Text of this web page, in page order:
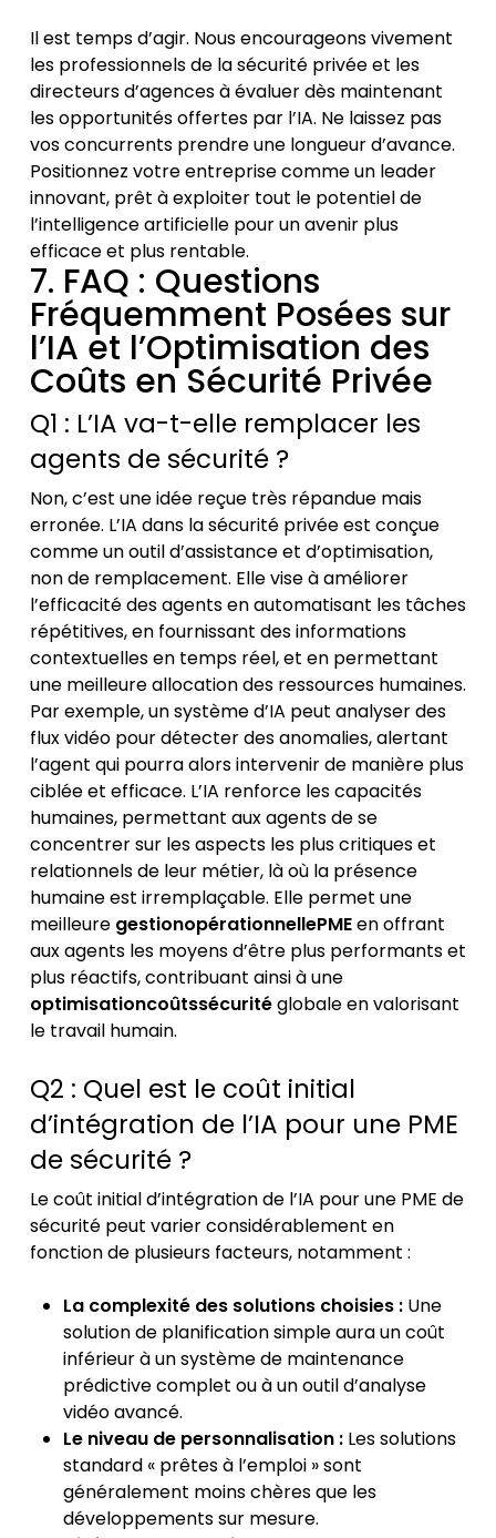
Il est temps d’agir. Nous encourageons vivement
les professionnels de la sécurité privée et les
directeurs d’agences à évaluer dès maintenant
les opportunités offertes par l’IA. Ne laissez pas
vos concurrents prendre une longueur d’avance.
Positionnez votre entreprise comme un leader
innovant, prêt à exploiter tout le potentiel de
l’intelligence artificielle pour un avenir plus
efficace et plus rentable.
7. FAQ : Questions
Fréquemment Posées sur
l’IA et l’Optimisation des
Coûts en Sécurité Privée
Q1 : L’IA va-t-elle remplacer les
agents de sécurité ?
Non, c’est une idée reçue très répandue mais
erronée. L’IA dans la sécurité privée est conçue
comme un outil d’assistance et d’optimisation,
non de remplacement. Elle vise à améliorer
l’efficacité des agents en automatisant les tâches
répétitives, en fournissant des informations
contextuelles en temps réel, et en permettant
une meilleure allocation des ressources humaines.
Par exemple, un système d’IA peut analyser des
flux vidéo pour détecter des anomalies, alertant
l’agent qui pourra alors intervenir de manière plus
ciblée et efficace. L’IA renforce les capacités
humaines, permettant aux agents de se
concentrer sur les aspects les plus critiques et
relationnels de leur métier, là où la présence
humaine est irremplaçable. Elle permet une
meilleure gestionopérationnellePMEen offrant
aux agents les moyens d’être plus performants et
plus réactifs, contribuant ainsi à une
optimisationcoûtssécuritéglobale en valorisant
le travail humain.
Q2 : Quel est le coût initial
d’intégration de l’IA pour une PME
de sécurité ?
Le coût initial d’intégration de l’IA pour une PME de
sécurité peut varier considérablement en
fonction de plusieurs facteurs, notamment :
La complexité des solutions choisies :Une
solution de planification simple aura un coût
inférieur à un système de maintenance
prédictive complet ou à un outil d’analyse
vidéo avancé.
Le niveau de personnalisation :Les solutions
standard « prêtes à l’emploi » sont
généralement moins chères que les
développements sur mesure.